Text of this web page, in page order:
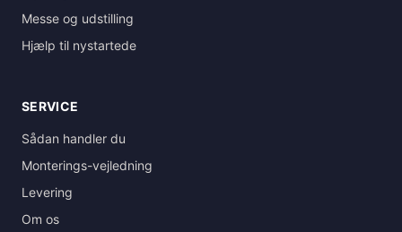
Messe og udstilling
Hjælp til nystartede
SERVICE
Sådan handler du
Monterings-vejledning
Levering
Om os